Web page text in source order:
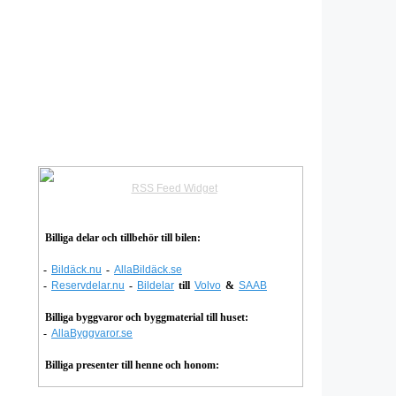
RSS Feed Widget
Billiga delar och tillbehör till bilen:
- Bildäck.nu - AllaBildäck.se
- Reservdelar.nu - Bildelar till Volvo & SAAB
Billiga byggvaror och byggmaterial till huset:
- AllaByggvaror.se
Billiga presenter till henne och honom: